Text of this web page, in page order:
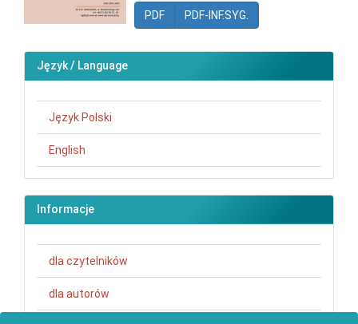
PDF PDF-INF.SYG.
Język / Language
Język Polski
English
Informacje
dla czytelników
dla autorów